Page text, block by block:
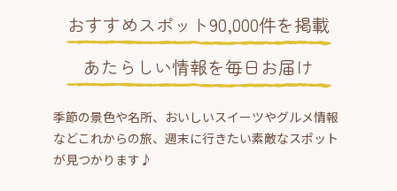
おすすめスポット90,000件を掲載
あたらしい情報を毎日お届け
季節の景色や名所、おいしいスイーツやグルメ情報
などこれからの旅、週末に行きたい素敵なスポット
が見つかります♪